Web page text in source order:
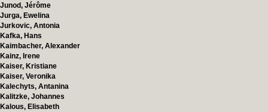
Junod, Jérôme
Jurga, Ewelina
Jurkovic, Antonia
Kafka, Hans
Kaimbacher, Alexander
Kainz, Irene
Kaiser, Kristiane
Kaiser, Veronika
Kalechyts, Antanina
Kalitzke, Johannes
Kalous, Elisabeth